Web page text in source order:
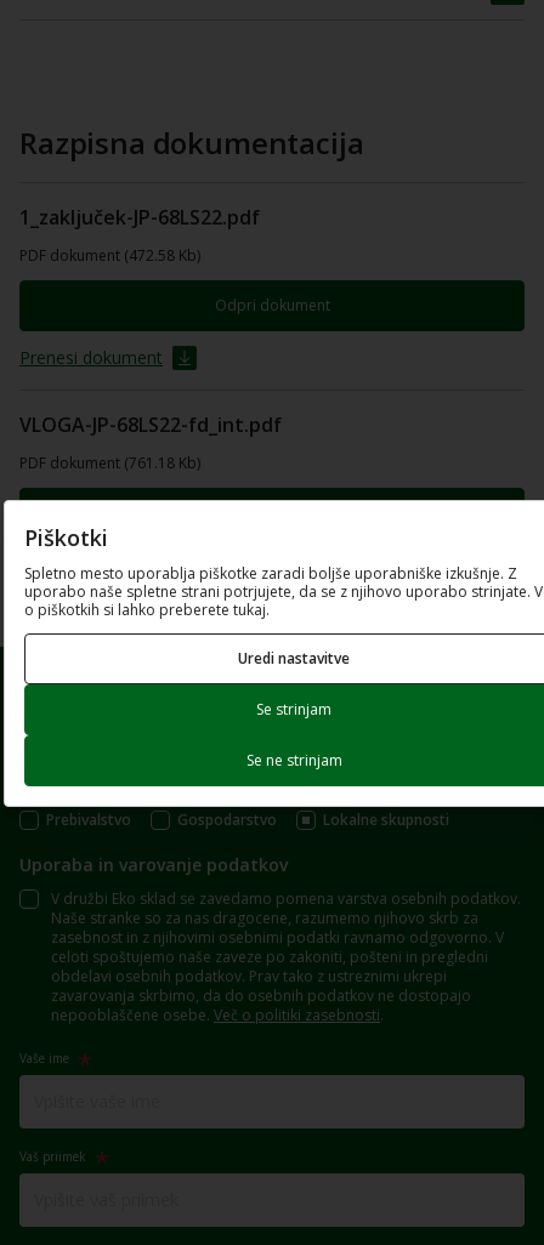
Razpisna dokumentacija
1_zaključek-JP-68LS22.pdf
PDF dokument (472.58 Kb)
Odpri dokument
Prenesi dokument
VLOGA-JP-68LS22-fd_int.pdf
PDF dokument (761.18 Kb)
Prenesi dokument
Prijavite se na e-novice
Zanima me vsebina za:
Prebivalstvo Gospodarstvo Lokalne skupnosti
Uporaba in varovanje podatkov
V družbi Eko sklad se zavedamo pomena varstva osebnih podatkov.
Naše stranke so za nas dragocene, razumemo njihovo skrb za
zasebnost in z njihovimi osebnimi podatki ravnamo odgovorno. V
celoti spoštujemo naše zaveze po zakoniti, pošteni in pregledni
obdelavi osebnih podatkov. Prav tako z ustreznimi ukrepi
zavarovanja skrbimo, da do osebnih podatkov ne dostopajo
nepooblaščene osebe. Več o politiki zasebnosti.
Vaše ime
Vaš priimek
Piškotki
Spletno mesto uporablja piškotke zaradi boljše uporabniške izkušnje. Z
uporabo naše spletne strani potrjujete, da se z njihovo uporabo strinjate.
o piškotkih si lahko preberete tukaj.
Uredi nastavitve
Se strinjam
Se ne strinjam